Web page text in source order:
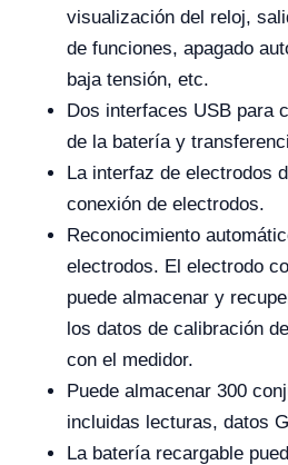
visualización del reloj,
de funciones, apagado
baja tensión, etc.
Dos interfaces USB para
de la batería y
La interfaz de electrodos
conexión de electrodos.
Reconocimiento
electrodos. El electrodo
puede almacenar y
los datos de calibración
con el medidor.
Puede almacenar 300
incluidas lecturas, datos
La batería recargable